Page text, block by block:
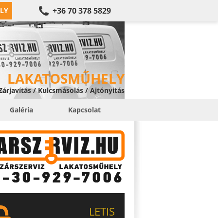
+36 70 378 5829
LAKATOSMŰHELY
/ Kulcsmásolás / Ajtónyitás
Galéria Kapcsolat
LETIS